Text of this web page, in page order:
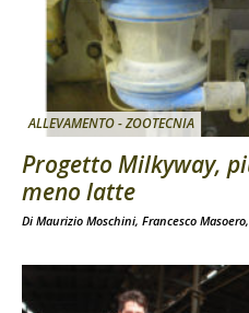
ALLEVAMENTO - ZOOTECNIA
Progetto Milkyway,
meno latte
Di Maurizio Moschini, Francesco